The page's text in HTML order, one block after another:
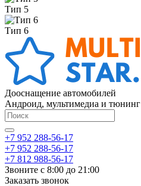
Тип 5
Тип 6
Дооснащение автомобилей
Андроид, мультимедиа и тюнинг
+7 952 288-56-17
+7 952 288-56-17
+7 812 988-56-17
Звоните с 8:00 до 21:00
Заказать звонок